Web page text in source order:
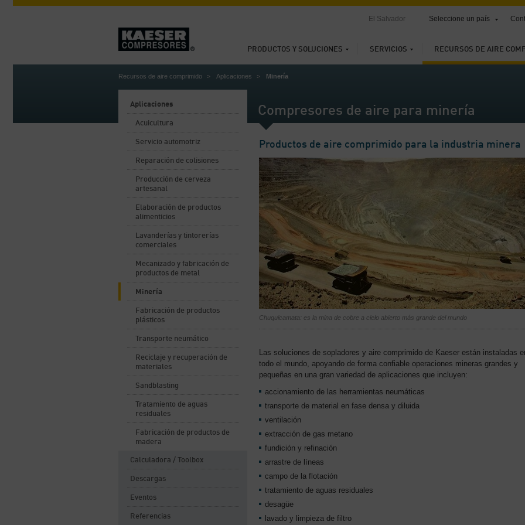
PRODUCTOS Y SOLUCIONES SERVICIOS RECURSOS DE AIRE
El Salvador Seleccione un país
Recursos de aire comprimido Aplicaciones Minería
Compresores de aire para minería
Aplicaciones
Acuicultura
Servicio automotriz
Reparación de colisiones
Producción de cerveza
artesanal
Elaboración de productos
alimenticios
Lavanderías y tintorerías
comerciales
Mecanizado y fabricación de
productos de metal
Minería
Fabricación de productos
plásticos
Transporte neumático
Reciclaje y recuperación de
materiales
Sandblasting
Tratamiento de aguas
residuales
Fabricación de productos de
madera
Calculadora / Toolbox
Descargas
Eventos
Referencias
Productos de aire comprimido para la industria minera
Chuquicamata: es la mina de cobre a cielo abierto más grande del mundo
Las soluciones de sopladores y aire comprimido de Kaeser están instaladas
todo el mundo, apoyando de forma confiable operaciones mineras grandes y
pequeñas en una gran variedad de aplicaciones que incluyen:
accionamiento de las herramientas neumáticas
transporte de material en fase densa y diluida
ventilación
extracción de gas metano
fundición y refinación
arrastre de líneas
campo de la flotación
tratamiento de aguas residuales
desagüe
lavado y limpieza de filtro